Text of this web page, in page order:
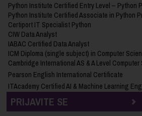
Python Institute Certified Entry Level– Python
Python Institute Certified Associate in Python
Certiport IT Specialist Python
CIW Data Analyst
IABAC Certified Data Analyst
ICM Diploma (single subject) in Computer
Cambridge International AS & A Level
Pearson English International Certificate
ITAcademy Certified AI & Machine Learning
PRIJAVITE SE